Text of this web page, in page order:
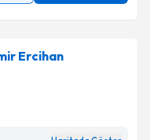
Ercihan